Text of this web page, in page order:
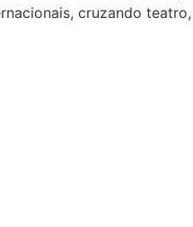
cruzando